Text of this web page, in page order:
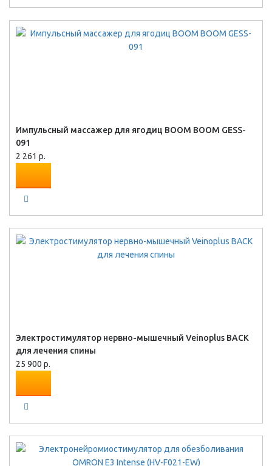
Импульсный массажер для ягодиц BOOM BOOM GESS-
091
2 261 р.
Электростимулятор нервно-мышечный Veinoplus BACK
для лечения спины
25 900 р.